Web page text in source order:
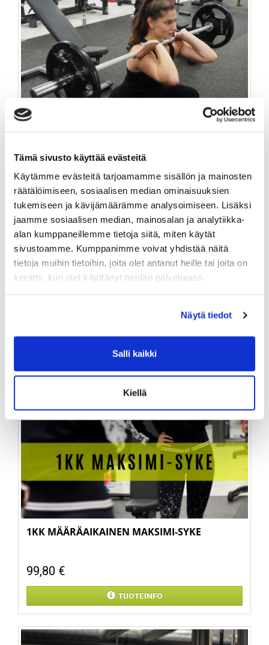
Tämä sivusto käyttää evästeitä
Käytämme evästeitä tarjoamamme sisällön ja mainosten
räätälöimiseen, sosiaalisen median ominaisuuksien
tukemiseen ja kävijämäärämme analysoimiseen. Lisäksi
jaamme sosiaalisen median, mainosalan ja analytiikka-
alan kumppaneillemme tietoja siitä, miten käytät
sivustoamme. Kumppanimme voivat yhdistää näitä
tietoja muihin tietoihin, joita olet antanut heille tai joita on
kerätty, kun olet käyttänyt heidän palvelujaan.
Näytä tiedot
Salli kaikki
Kiellä
12KK SALI-SYKE
499,00 €
1KK MÄÄRÄAIKAINEN MAKSIMI-SYKE
99,80 €
TUOTEINFO